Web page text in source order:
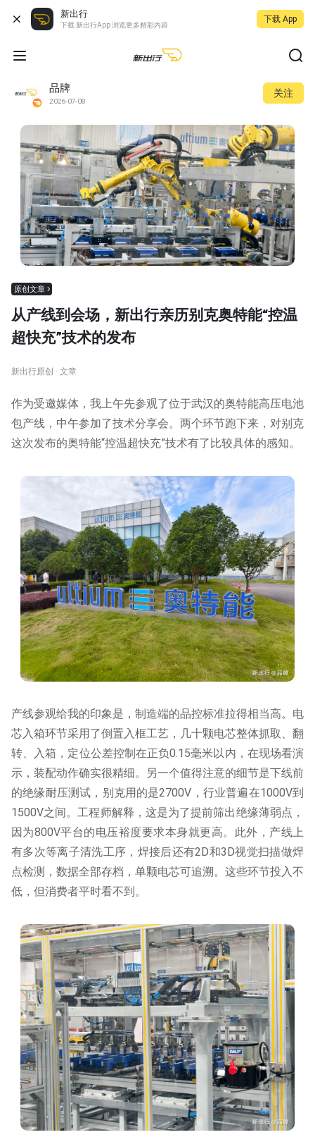
新出行
下载 新出行App 浏览更多精彩内容
下载 App
品牌
2026-07-08
关注
原创文章
从产线到会场，新出行亲历别克奥特能“控温
超快充”技术的发布
新出行原创 · 文章
作为受邀媒体，我上午先参观了位于武汉的奥特能高压电池
包产线，中午参加了技术分享会。两个环节跑下来，对别克
这次发布的奥特能“控温超快充”技术有了比较具体的感知。
产线参观给我的印象是，制造端的品控标准拉得相当高。电
芯入箱环节采用了倒置入框工艺，几十颗电芯整体抓取、翻
转、入箱，定位公差控制在正负0.15毫米以内，在现场看演
示，装配动作确实很精细。另一个值得注意的细节是下线前
的绝缘耐压测试，别克用的是2700V，行业普遍在1000V到
1500V之间。工程师解释，这是为了提前筛出绝缘薄弱点，
因为800V平台的电压裕度要求本身就更高。此外，产线上
有多次等离子清洗工序，焊接后还有2D和3D视觉扫描做焊
点检测，数据全部存档，单颗电芯可追溯。这些环节投入不
低，但消费者平时看不到。